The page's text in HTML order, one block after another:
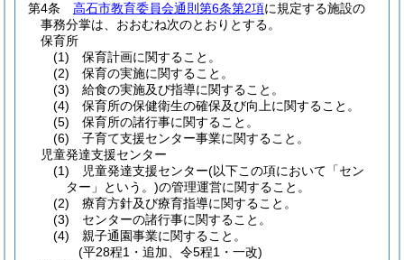
第4条
高石市教育委員会通則第6条第2項に規定する施設の
事務分掌は、おおむね次のとおりとする。
保育所
(1) 保育計画に関すること。
(2) 保育の実施に関すること。
(3) 給食の実施及び指導に関すること。
(4) 保育所の保健衛生の確保及び向上に関すること。
(5) 保育所の諸行事に関すること。
(6) 子育て支援センター事業に関すること。
児童発達支援センター
(1) 児童発達支援センター(以下この項において「セン
ター」という。)の管理運営に関すること。
(2) 療育方針及び療育指導に関すること。
(3) センターの諸行事に関すること。
(4) 親子通園事業に関すること。
(平28程1・追加、令5程1・一改)